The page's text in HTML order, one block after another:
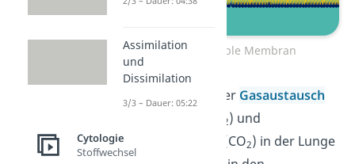
Semipermeable Membran
Schon gewusst? Der Gasaustausch
2) und
Kohlenstoffdioxid (CO2) in der Lunge
Assimilation
und
Dissimilation
3/3 – Dauer: 05:22
Cytologie
Stoffwechsel